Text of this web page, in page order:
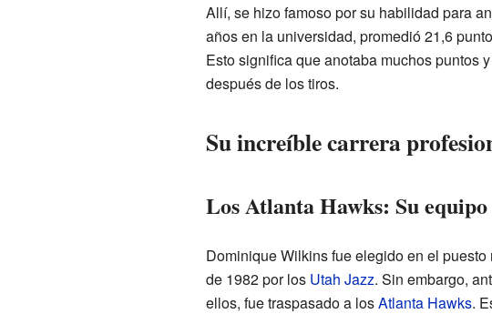
Allí, se hizo famoso por su habilidad para
años en la universidad, promedió 21,6
Esto significa que anotaba muchos puntos
después de los tiros.
Su increíble carrera
Los Atlanta Hawks: Su
Dominique Wilkins fue elegido en el
de 1982 por los Utah Jazz. Sin embargo,
ellos, fue traspasado a losAtlanta Hawks.